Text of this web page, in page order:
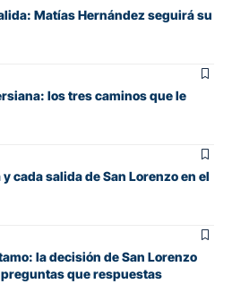
Matías Hernández seguirá su
los tres caminos que le
cada salida de San Lorenzo en el
la decisión de San Lorenzo
que respuestas